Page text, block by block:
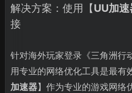
解决方案：使用【UU加速
接
针对海外玩家登录《三角洲行
用专业的网络优化工具是最有
加速器】作为专业的游戏网络